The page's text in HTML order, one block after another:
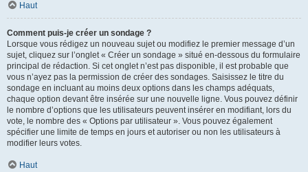
Haut
Comment puis-je créer un sondage ?
Lorsque vous rédigez un nouveau sujet ou modifiez le premier message d’un
sujet, cliquez sur l’onglet « Créer un sondage » situé en-dessous du formulaire
principal de rédaction. Si cet onglet n’est pas disponible, il est probable que
vous n’ayez pas la permission de créer des sondages. Saisissez le titre du
sondage en incluant au moins deux options dans les champs adéquats,
chaque option devant être insérée sur une nouvelle ligne. Vous pouvez définir
le nombre d’options que les utilisateurs peuvent insérer en modifiant, lors du
vote, le nombre des « Options par utilisateur ». Vous pouvez également
spécifier une limite de temps en jours et autoriser ou non les utilisateurs à
modifier leurs votes.
Haut